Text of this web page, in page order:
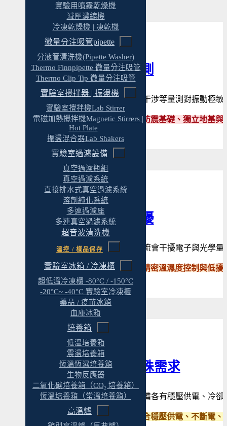
實驗用噴霧乾燥機
減壓濃縮機
冷凍乾燥機 | 凍乾機
微量分注吸管pipette
分液管清洗機(Pipette Washer)
Thermo Finnpipette 微量分注吸管
Thermo Clip Tip 微量分注吸管
實驗室攪拌器 | 振盪機
實驗室攪拌機Lab Stirrer
電磁加熱攪拌機Magnetic Stirrers |
Hot Plate
振盪混合器Lab Shakers
實驗室過濾設備
真空過濾瓶組
真空過濾系統
直接排水式真空過濾系統
溶劑純化系統
多連過濾座
多連真空過濾系統
超音波清洗機
溫控 / 樣品保存
實驗室冰箱 / 冷凍櫃
超低溫冷凍櫃 -80°C / -150°C
-20°C~ -40°C 實驗室冷凍櫃
藥品 / 疫苗冰箱
血庫冰箱
培養箱
低溫培養箱
震盪培養箱
恆溫恆濕培養箱
生物反應器
二氧化碳培養箱（CO₂ 培養箱）
恆溫培養箱（常溫培養箱）
高溫爐
振動與精密量測
光學、掃描探針、精密干涉等量測對振動極
✓ 原拓依儀器規範規劃防震基礎、獨立地基
電磁與溫控干擾
電磁場、溫度漂移與氣流會干擾電子與光學
✓ 我們規劃電磁遮蔽、精密溫濕度控制與低
供電穩定與特殊需求
雷射、真空、低溫等設備各有穩壓供電、冷
✓ 我們在規劃階段就整合穩壓供電、不斷電